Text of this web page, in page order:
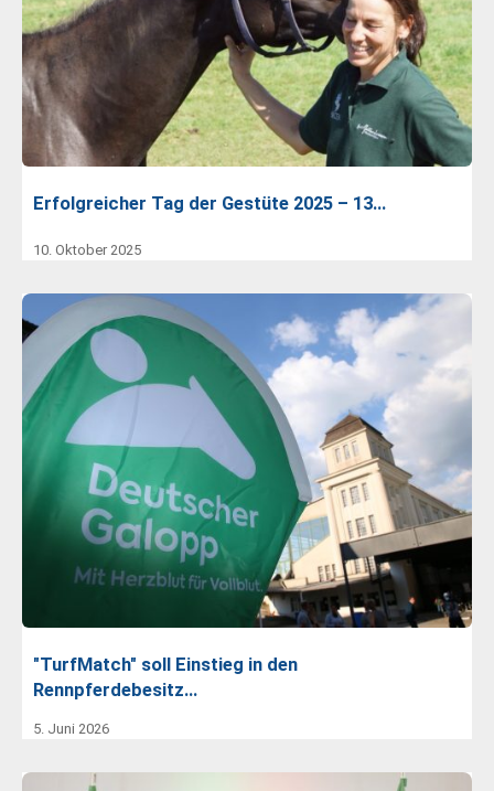
Erfolgreicher Tag der Gestüte 2025 – 13…
10. Oktober 2025
"TurfMatch" soll Einstieg in den
Rennpferdebesitz…
5. Juni 2026